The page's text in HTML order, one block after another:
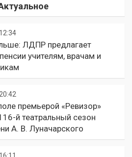
ЛДПР предлагает
учителям, врачам и
премьерой «Ревизор»
й театральный сезон
А. В. Луначарского